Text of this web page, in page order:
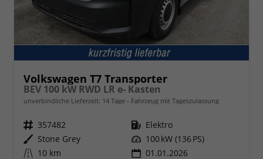
Volkswagen T7 Transporter
BEV 100 kW RWD LR e- Kasten
unverbindliche Lieferzeit: 14 Tage Fahrzeug mit Tageszulassung
Fahrzeugnr. 357482 Kraftstoff Elektro
Außenfarbe Stone Grey Leistung 100 kW (136 PS)
Kilometerstand 10 km 01.01.2026